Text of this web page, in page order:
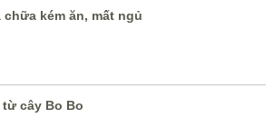
chữa kém ăn, mất ngủ
cây Bo Bo